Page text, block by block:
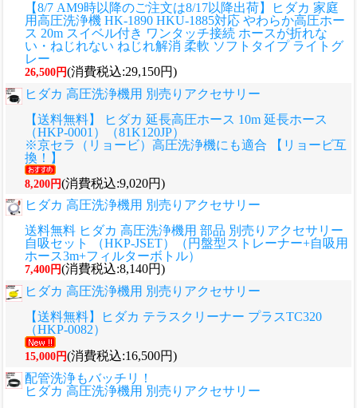
【8/7 AM9時以降のご注文は8/17以降出荷】ヒダカ 家庭
用高圧洗浄機 HK-1890 HKU-1885対応 やわらか高圧ホー
ス 20m スイベル付き ワンタッチ接続 ホースが折れな
い・ねじれない ねじれ解消 柔軟 ソフトタイプ ライトグ
レー
26,500円(消費税込:29,150円)
ヒダカ 高圧洗浄機用 別売りアクセサリー
【送料無料】 ヒダカ 延長高圧ホース 10m 延長ホース
（HKP-0001）（81K120JP）
※京セラ（リョービ）高圧洗浄機にも適合 【リョービ互
換！】
8,200円(消費税込:9,020円)
ヒダカ 高圧洗浄機用 別売りアクセサリー
送料無料 ヒダカ 高圧洗浄機用 部品 別売りアクセサリー
自吸セット （HKP-JSET）（円盤型ストレーナー+自吸用
ホース3m+フィルターボトル）
7,400円(消費税込:8,140円)
ヒダカ 高圧洗浄機用 別売りアクセサリー
【送料無料】ヒダカ テラスクリーナー プラスTC320
（HKP-0082）
15,000円(消費税込:16,500円)
配管洗浄もバッチリ！
ヒダカ 高圧洗浄機用 別売りアクセサリー